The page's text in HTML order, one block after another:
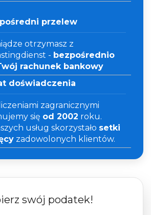
przelew
otrzymasz z
- bezpośrednio
rachunek bankowy
doświadczenia
zagranicznymi
się od 2002 roku.
usług skorzystało setki
zadowolonych klientów.
swój podatek!